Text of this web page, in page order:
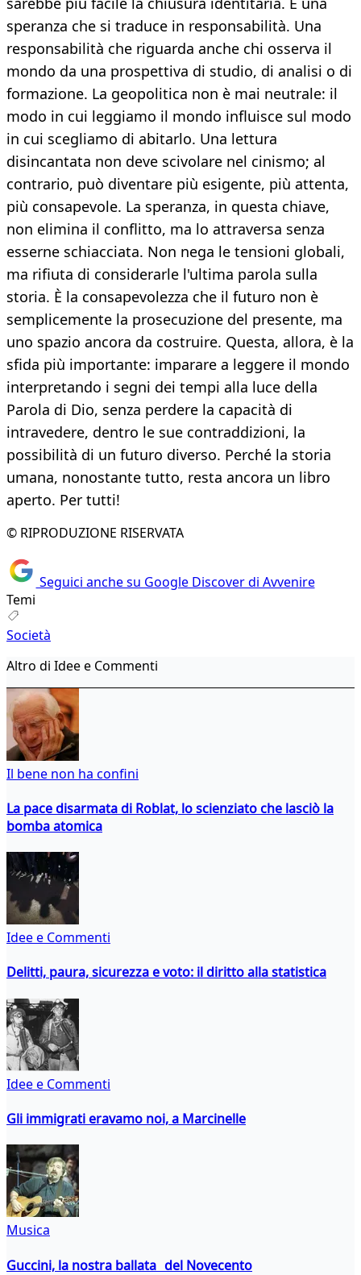
speranza che si traduce in responsabilità. Una
responsabilità che riguarda anche chi osserva il
mondo da una prospettiva di studio, di analisi o di
formazione. La geopolitica non è mai neutrale: il
modo in cui leggiamo il mondo influisce sul modo
in cui scegliamo di abitarlo. Una lettura
disincantata non deve scivolare nel cinismo; al
contrario, può diventare più esigente, più attenta,
più consapevole. La speranza, in questa chiave,
non elimina il conflitto, ma lo attraversa senza
esserne schiacciata. Non nega le tensioni globali,
ma rifiuta di considerarle l'ultima parola sulla
storia. È la consapevolezza che il futuro non è
semplicemente la prosecuzione del presente, ma
uno spazio ancora da costruire. Questa, allora, è la
sfida più importante: imparare a leggere il mondo
interpretando i segni dei tempi alla luce della
Parola di Dio, senza perdere la capacità di
intravedere, dentro le sue contraddizioni, la
possibilità di un futuro diverso. Perché la storia
umana, nonostante tutto, resta ancora un libro
aperto. Per tutti!
© RIPRODUZIONE RISERVATA
Seguici anche su Google Discover di Avvenire
Temi
Società
Altro di Idee e Commenti
Il bene non ha confini
La pace disarmata di Roblat, lo scienziato che lasciò la
bomba atomica
Idee e Commenti
Delitti, paura, sicurezza e voto: il diritto alla statistica
Idee e Commenti
Gli immigrati eravamo noi, a Marcinelle
Musica
Guccini, la nostra ballata del Novecento